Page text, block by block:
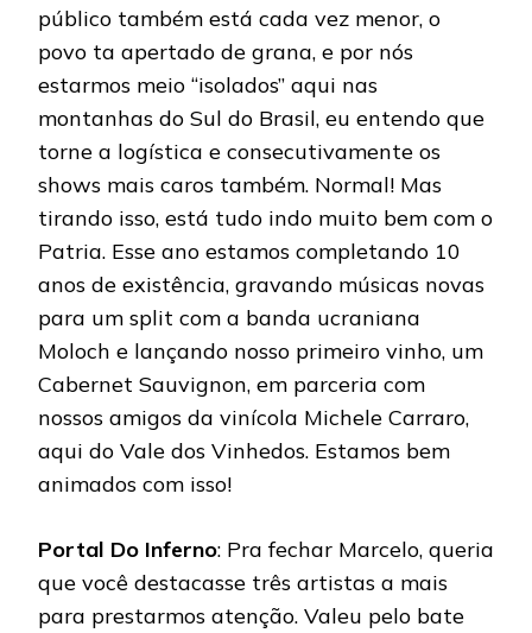
público também está cada vez menor, o
povo ta apertado de grana, e por nós
estarmos meio “isolados” aqui nas
montanhas do Sul do Brasil, eu entendo que
torne a logística e consecutivamente os
shows mais caros também. Normal! Mas
tirando isso, está tudo indo muito bem com o
Patria. Esse ano estamos completando 10
anos de existência, gravando músicas novas
para um split com a banda ucraniana
Moloch e lançando nosso primeiro vinho, um
Cabernet Sauvignon, em parceria com
nossos amigos da vinícola Michele Carraro,
aqui do Vale dos Vinhedos. Estamos bem
animados com isso!
Portal Do Inferno: Pra fechar Marcelo, queria
que você destacasse três artistas a mais
para prestarmos atenção. Valeu pelo bate